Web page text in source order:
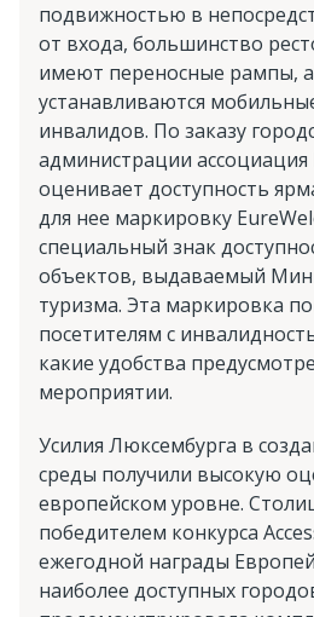
подвижностью в
от входа, большинство
имеют переносные рампы,
устанавливаются
инвалидов. По заказу
администрации
оценивает доступность
для нее маркировку
специальный знак
объектов, выдаваемый
туризма. Эта маркировка
посетителям с
какие удобства
мероприятии.
Усилия Люксембурга в
среды получили высокую
европейском уровне.
победителем конкурса
ежегодной награды
наиболее доступных